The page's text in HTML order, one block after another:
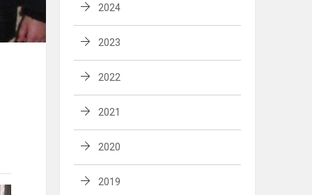
2024
2023
2022
2021
2020
2019